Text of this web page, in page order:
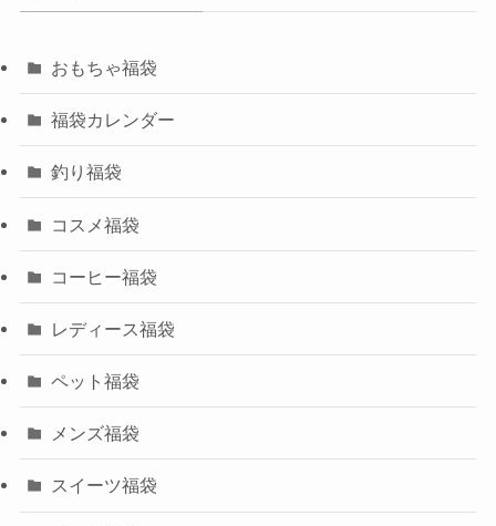
おもちゃ福袋
福袋カレンダー
釣り福袋
コスメ福袋
コーヒー福袋
レディース福袋
ペット福袋
メンズ福袋
スイーツ福袋